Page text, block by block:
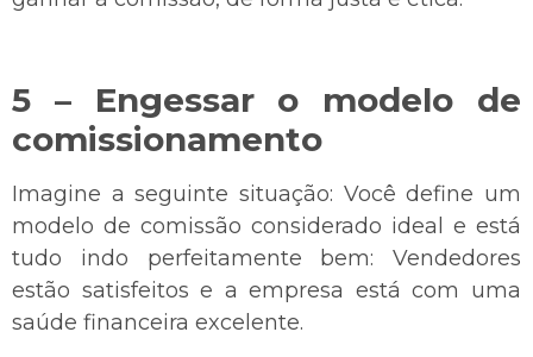
5 – Engessar o modelo de
comissionamento
Imagine a seguinte situação: Você define um
modelo de comissão considerado ideal e está
tudo indo perfeitamente bem: Vendedores
estão satisfeitos e a empresa está com uma
saúde financeira excelente.